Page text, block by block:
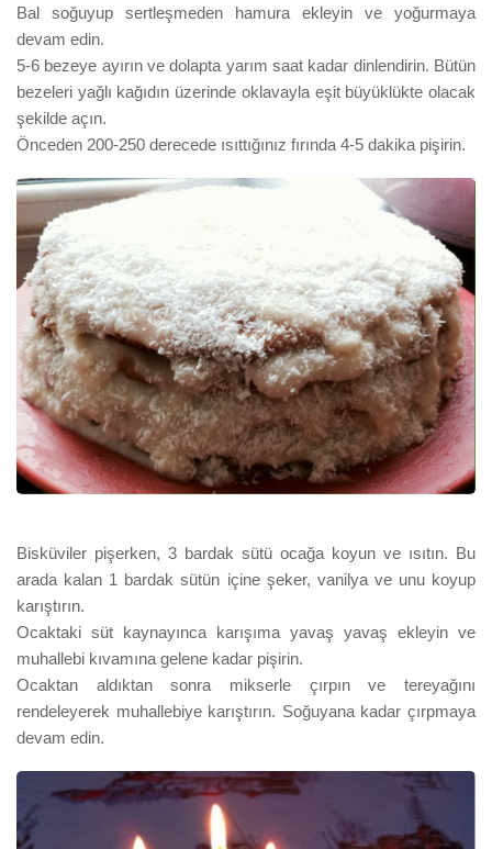
Bal soğuyup sertleşmeden hamura ekleyin ve yoğurmaya
devam edin.
5-6 bezeye ayırın ve dolapta yarım saat kadar dinlendirin. Bütün
bezeleri yağlı kağıdın üzerinde oklavayla eşit büyüklükte olacak
şekilde açın.
Önceden 200-250 derecede ısıttığınız fırında 4-5 dakika pişirin.
Bisküviler pişerken, 3 bardak sütü ocağa koyun ve ısıtın. Bu
arada kalan 1 bardak sütün içine şeker, vanilya ve unu koyup
karıştırın.
Ocaktaki süt kaynayınca karışıma yavaş yavaş ekleyin ve
muhallebi kıvamına gelene kadar pişirin.
Ocaktan aldıktan sonra mikserle çırpın ve tereyağını
rendeleyerek muhallebiye karıştırın. Soğuyana kadar çırpmaya
devam edin.